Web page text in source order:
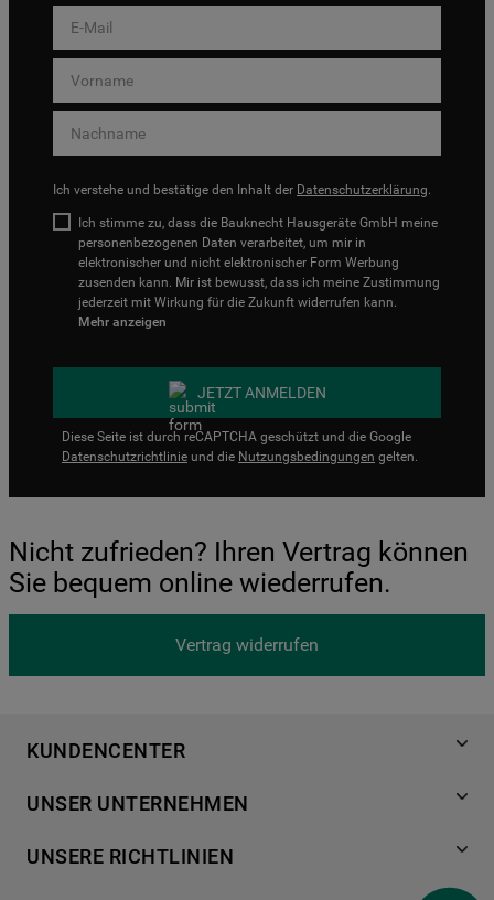
Ich verstehe und bestätige den Inhalt der Datenschutzerklärung.
Ich stimme zu, dass die Bauknecht Hausgeräte GmbH meine
personenbezogenen Daten verarbeitet, um mir in
elektronischer und nicht elektronischer Form Werbung
zusenden kann. Mir ist bewusst, dass ich meine Zustimmung
jederzeit mit Wirkung für die Zukunft widerrufen kann.
Mehr anzeigen
JETZT ANMELDEN
Diese Seite ist durch reCAPTCHA geschützt und die Google
Datenschutzrichtlinie und die Nutzungsbedingungen gelten.
Nicht zufrieden? Ihren Vertrag können
Sie bequem online wiederrufen.
Vertrag widerrufen
KUNDENCENTER
Händlersuche
Häufige Fragen
UNSER UNTERNEHMEN
Für Händler
UNSERE RICHTLINIEN